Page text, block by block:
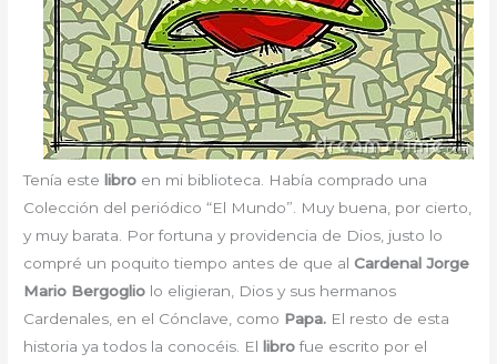
Tenía este libro en mi biblioteca. Había comprado una
Colección del periódico “El Mundo”. Muy buena, por cierto,
y muy barata. Por fortuna y providencia de Dios, justo lo
compré un poquito tiempo antes de que alCardenal Jorge
Mario Bergoglio lo eligieran, Dios y sus hermanos
Cardenales, en el Cónclave, como Papa. El resto de esta
historia ya todos la conocéis. El librofue escrito por el